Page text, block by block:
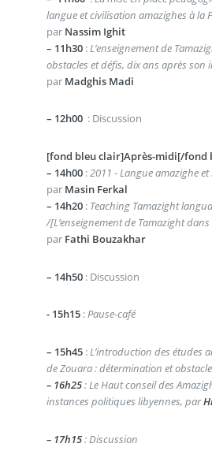
langue et civilisation amazighes à la
par Nassim Ighit
– 11h30:L’enseignement de
obstacles et défis, dix ans après son
par Madghis Madi
– 12h00 : Discussion
[fond bleu clair]Après-midi[/fond
– 14h00:2011 - Langue amazighe
par Masin Ferkal
– 14h20: Teaching Tamazight
/[L’enseignement de Tamazight
par Fathi Bouzakhar
– 14h50: Discussion
- 15h15:Pause-café
– 15h45:L’introduction des études
de Zouara : détermination et
– 16h25:Le Haut conseil des
instances politiques libyennes, par
– 17h15:Discussion